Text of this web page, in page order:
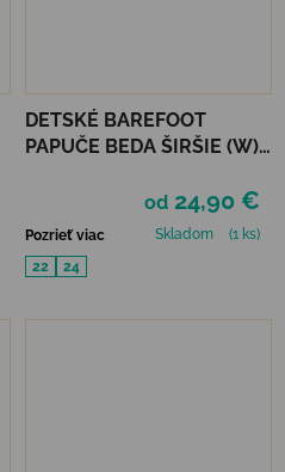
DETSKÉ BAREFOOT
PAPUČE BEDA ŠIRŠIE (W) -
od 24,90 €
Pozrieť viac Skladom
(1 ks)
22
24